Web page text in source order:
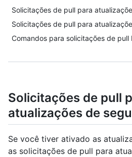
Solicitações de pull para
Solicitações de pull para
Comandos para solicitações de pull
Solicitações de pull
atualizações de
Se você tiver ativado as
as solicitações de pull para